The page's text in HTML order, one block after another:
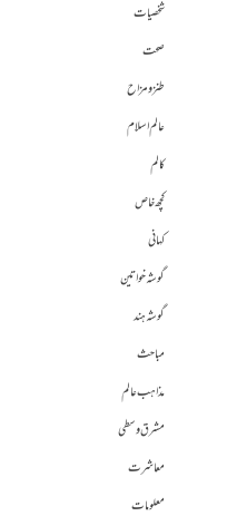
شخصیات
صحت
طنز و مزاح
عالم اسلام
کالم
کچھ خاص
کہانی
گوشہ خواتین
گوشہ ہند
مباحث
مذاہب عالم
مشرق وسطی
معاشرت
معلومات